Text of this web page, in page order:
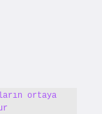
ortaya